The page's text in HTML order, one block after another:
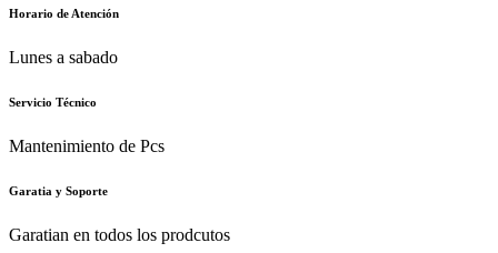
Horario de Atención
Lunes a sabado
Servicio Técnico
Mantenimiento de Pcs
Garatia y Soporte
Garatian en todos los prodcutos